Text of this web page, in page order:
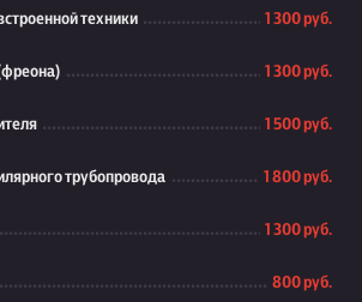
техники 1 300 руб.
1 300 руб.
1 500 руб.
трубопровода 1 800 руб.
1 300 руб.
800 руб.